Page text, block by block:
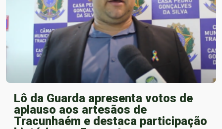
Lô da Guarda apresenta votos de
aplauso aos artesãos de
Tracunhaém e destaca participação